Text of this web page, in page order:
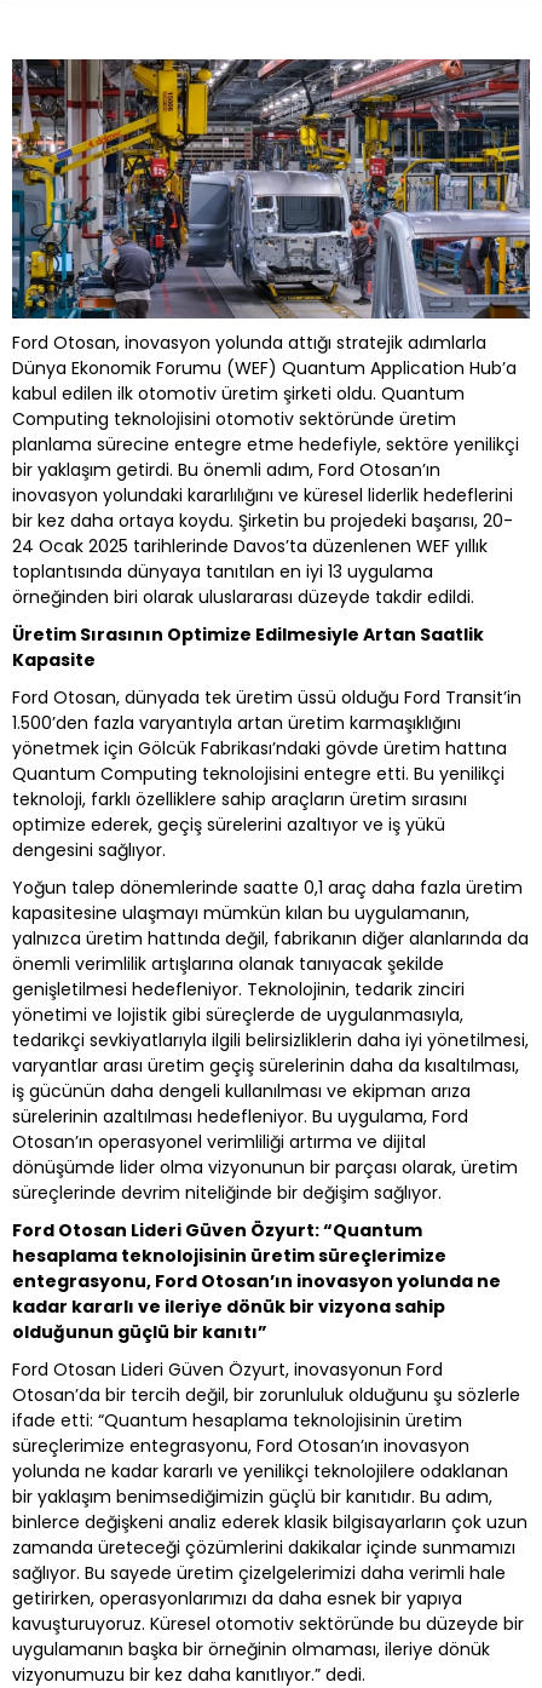
Ford Otosan, inovasyon yolunda attığı stratejik adımlarla
Dünya Ekonomik Forumu (WEF) Quantum Application Hub’a
kabul edilen ilk otomotiv üretim şirketi oldu. Quantum
Computing teknolojisini otomotiv sektöründe üretim
planlama sürecine entegre etme hedefiyle, sektöre yenilikçi
bir yaklaşım getirdi. Bu önemli adım, Ford Otosan’ın
inovasyon yolundaki kararlılığını ve küresel liderlik hedeflerini
bir kez daha ortaya koydu. Şirketin bu projedeki başarısı, 20-
24 Ocak 2025 tarihlerinde Davos’ta düzenlenen WEF yıllık
toplantısında dünyaya tanıtılan en iyi 13 uygulama
örneğinden biri olarak uluslararası düzeyde takdir edildi.
Üretim Sırasının Optimize Edilmesiyle Artan Saatlik
Kapasite
Ford Otosan, dünyada tek üretim üssü olduğu Ford Transit’in
1.500’den fazla varyantıyla artan üretim karmaşıklığını
yönetmek için Gölcük Fabrikası’ndaki gövde üretim hattına
Quantum Computing teknolojisini entegre etti. Bu yenilikçi
teknoloji, farklı özelliklere sahip araçların üretim sırasını
optimize ederek, geçiş sürelerini azaltıyor ve iş yükü
dengesini sağlıyor.
Yoğun talep dönemlerinde saatte 0,1 araç daha fazla üretim
kapasitesine ulaşmayı mümkün kılan bu uygulamanın,
yalnızca üretim hattında değil, fabrikanın diğer alanlarında da
önemli verimlilik artışlarına olanak tanıyacak şekilde
genişletilmesi hedefleniyor. Teknolojinin, tedarik zinciri
yönetimi ve lojistik gibi süreçlerde de uygulanmasıyla,
tedarikçi sevkiyatlarıyla ilgili belirsizliklerin daha iyi yönetilmesi,
varyantlar arası üretim geçiş sürelerinin daha da kısaltılması,
iş gücünün daha dengeli kullanılması ve ekipman arıza
sürelerinin azaltılması hedefleniyor. Bu uygulama, Ford
Otosan’ın operasyonel verimliliği artırma ve dijital
dönüşümde lider olma vizyonunun bir parçası olarak, üretim
süreçlerinde devrim niteliğinde bir değişim sağlıyor.
Ford Otosan Lideri Güven Özyurt: “Quantum
hesaplama teknolojisinin üretim süreçlerimize
entegrasyonu, Ford Otosan’ın inovasyon yolunda ne
kadar kararlı ve ileriye dönük bir vizyona sahip
olduğunun güçlü bir kanıtı”
Ford Otosan Lideri Güven Özyurt, inovasyonun Ford
Otosan’da bir tercih değil, bir zorunluluk olduğunu şu sözlerle
ifade etti: “Quantum hesaplama teknolojisinin üretim
süreçlerimize entegrasyonu, Ford Otosan’ın inovasyon
yolunda ne kadar kararlı ve yenilikçi teknolojilere odaklanan
bir yaklaşım benimsediğimizin güçlü bir kanıtıdır. Bu adım,
binlerce değişkeni analiz ederek klasik bilgisayarların çok uzun
zamanda üreteceği çözümlerini dakikalar içinde sunmamızı
sağlıyor. Bu sayede üretim çizelgelerimizi daha verimli hale
getirirken, operasyonlarımızı da daha esnek bir yapıya
kavuşturuyoruz. Küresel otomotiv sektöründe bu düzeyde bir
uygulamanın başka bir örneğinin olmaması, ileriye dönük
vizyonumuzu bir kez daha kanıtlıyor.” dedi.